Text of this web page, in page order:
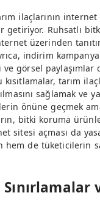
ilaçlarının internet
getiriyor. Ruhsatlı
üzerinden
indirim
görsel paylaşımlar
kısıtlamalar, tarım
sağlamak ve
önüne geçmek
bitki koruma
sitesi açması da
de tüketicilerin